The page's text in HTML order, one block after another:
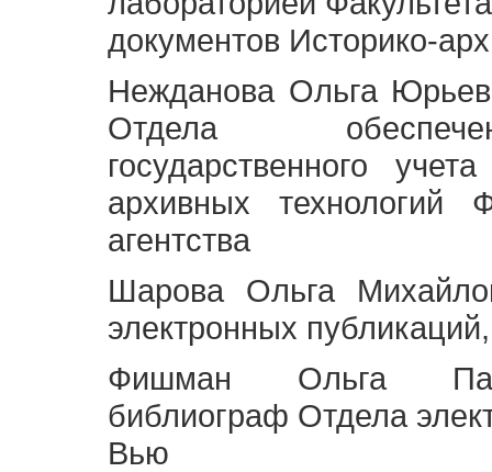
документов Историко-
Нежданова Ольга
Отдела
государственного
архивных технологий
агентства
Шарова Ольга
электронных
Фишман Ольга
библиограф Отдела
Вью